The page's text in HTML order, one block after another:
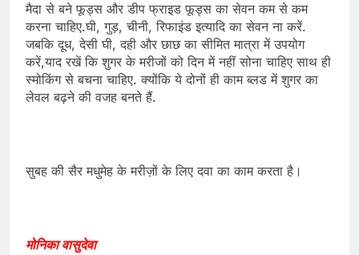
मैदा से बने फूड्स और डीप फ्राइड फूड्स का सेवन कम से कम
करना चाहिए.घी, गुड़, चीनी, रिफाइंड इत्यादि का सेवन ना करें.
जबकि दूध, देसी घी, दही और छाछ का सीमित मात्रा में उपयोग
करें,याद रखें कि शुगर के मरीजों को दिन में नहीं सोना चाहिए साथ ही
स्मोकिंग से बचना चाहिए. क्योंकि ये दोनों ही काम ब्लड में शुगर का
लेवल बढ़ने की वजह बनते हैं.
सुबह की सैर मधुमेह के मरीज़ों के लिए दवा का काम करता है।
मोनिका वासुदेवा